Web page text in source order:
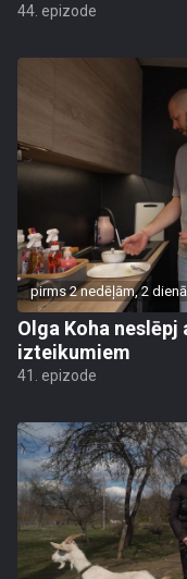
44. epizode
pirms 2 nedēļām, 2
Olga Koha
izteikumiem
41. epizode